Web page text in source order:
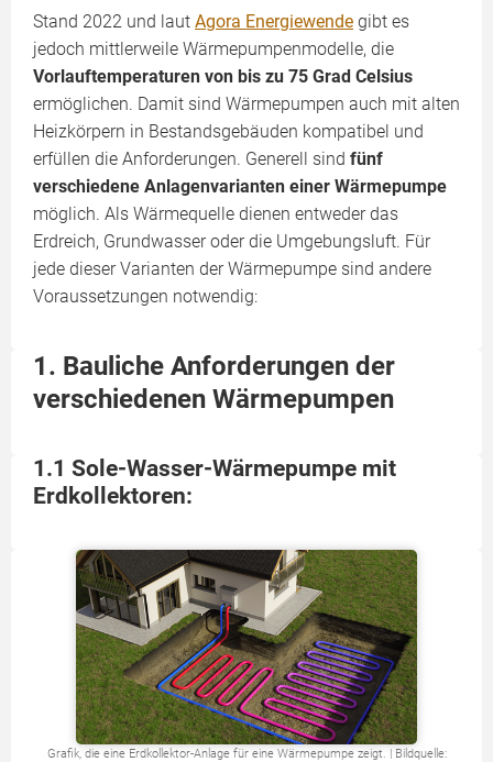
Stand 2022 und laut Agora Energiewende gibt es
jedoch mittlerweile Wärmepumpenmodelle, die
Vorlauftemperaturen von bis zu 75 Grad Celsius
ermöglichen. Damit sind Wärmepumpen auch mit alten
Heizkörpern in Bestandsgebäuden kompatibel und
erfüllen die Anforderungen. Generell sind fünf
verschiedene Anlagenvarianten einer Wärmepumpe
möglich. Als Wärmequelle dienen entweder das
Erdreich, Grundwasser oder die Umgebungsluft. Für
jede dieser Varianten der Wärmepumpe sind andere
Voraussetzungen notwendig:
1. Bauliche Anforderungen der
verschiedenen Wärmepumpen
1.1 Sole-Wasser-Wärmepumpe mit
Erdkollektoren:
Grafik, die eine Erdkollektor-Anlage für eine Wärmepumpe zeigt. | Bildquelle: